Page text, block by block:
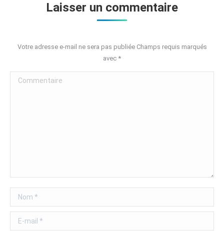
Laisser un commentaire
Votre adresse e-mail ne sera pas publiée Champs requis marqués
avec *
Commentaire
Nom *
E-mail *